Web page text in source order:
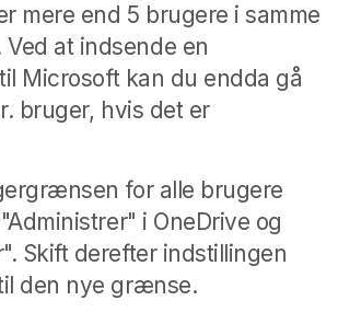
mere end 5 brugere i samme
at indsende en
Microsoft kan du endda gå
bruger, hvis det er
for alle brugere
i OneDrive og
Skift derefter indstillingen
den nye grænse.